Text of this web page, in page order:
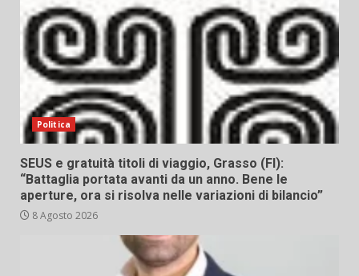
Politica
SEUS e gratuità titoli di viaggio, Grasso (FI):
“Battaglia portata avanti da un anno. Bene le
aperture, ora si risolva nelle variazioni di bilancio”
8 Agosto 2026